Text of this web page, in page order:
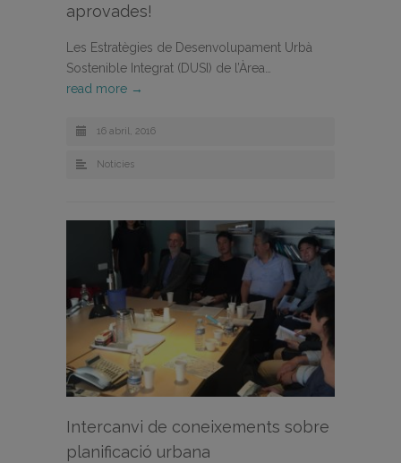
aprovades!
Les Estratègies de Desenvolupament Urbà
Sostenible Integrat (DUSI) de l’Àrea…
read more →
16 abril, 2016
Noticies
Intercanvi de coneixements sobre
planificació urbana